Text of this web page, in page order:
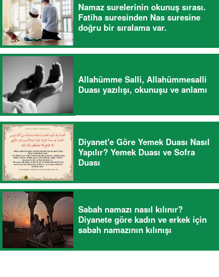
Namaz surelerinin okunuş sırası.
Fatiha suresinden Nas suresine
doğru bir sıralama var.
Allahümme Salli, Allahümmesalli
Duası yazılışı, okunuşu ve anlamı
Diyanet'e Göre Yemek Duası Nasıl
Yapılır? Yemek Duası ve Sofra
Duası
Sabah namazı nasıl kılınır?
Diyanete göre kadın ve erkek için
sabah namazının kılınışı